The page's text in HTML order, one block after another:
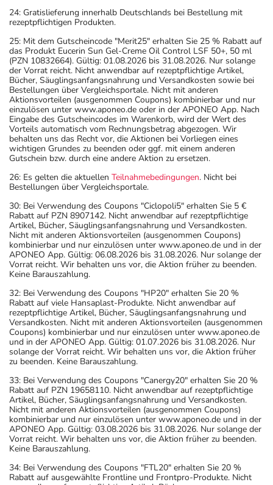
24: Gratislieferung innerhalb Deutschlands bei Bestellung mit
rezeptpflichtigen Produkten.
25: Mit dem Gutscheincode "Merit25" erhalten Sie 25 % Rabatt auf
das Produkt Eucerin Sun Gel-Creme Oil Control LSF 50+, 50 ml
(PZN 10832664). Gültig: 01.08.2026 bis 31.08.2026. Nur solange
der Vorrat reicht. Nicht anwendbar auf rezeptpflichtige Artikel,
Bücher, Säuglingsanfangsnahrung und Versandkosten sowie bei
Bestellungen über Vergleichsportale. Nicht mit anderen
Aktionsvorteilen (ausgenommen Coupons) kombinierbar und nur
einzulösen unter www.aponeo.de oder in der APONEO App. Nach
Eingabe des Gutscheincodes im Warenkorb, wird der Wert des
Vorteils automatisch vom Rechnungsbetrag abgezogen. Wir
behalten uns das Recht vor, die Aktionen bei Vorliegen eines
wichtigen Grundes zu beenden oder ggf. mit einem anderen
Gutschein bzw. durch eine andere Aktion zu ersetzen.
26: Es gelten die aktuellen Teilnahmebedingungen. Nicht bei
Bestellungen über Vergleichsportale.
30: Bei Verwendung des Coupons "Ciclopoli5" erhalten Sie 5 €
Rabatt auf PZN 8907142. Nicht anwendbar auf rezeptpflichtige
Artikel, Bücher, Säuglingsanfangsnahrung und Versandkosten.
Nicht mit anderen Aktionsvorteilen (ausgenommen Coupons)
kombinierbar und nur einzulösen unter www.aponeo.de und in der
APONEO App. Gültig: 06.08.2026 bis 31.08.2026. Nur solange der
Vorrat reicht. Wir behalten uns vor, die Aktion früher zu beenden.
Keine Barauszahlung.
32: Bei Verwendung des Coupons "HP20" erhalten Sie 20 %
Rabatt auf viele Hansaplast-Produkte. Nicht anwendbar auf
rezeptpflichtige Artikel, Bücher, Säuglingsanfangsnahrung und
Versandkosten. Nicht mit anderen Aktionsvorteilen (ausgenommen
Coupons) kombinierbar und nur einzulösen unter www.aponeo.de
und in der APONEO App. Gültig: 01.07.2026 bis 31.08.2026. Nur
solange der Vorrat reicht. Wir behalten uns vor, die Aktion früher
zu beenden. Keine Barauszahlung.
33: Bei Verwendung des Coupons "Canergy20" erhalten Sie 20 %
Rabatt auf PZN 19658110. Nicht anwendbar auf rezeptpflichtige
Artikel, Bücher, Säuglingsanfangsnahrung und Versandkosten.
Nicht mit anderen Aktionsvorteilen (ausgenommen Coupons)
kombinierbar und nur einzulösen unter www.aponeo.de und in der
APONEO App. Gültig: 03.08.2026 bis 31.08.2026. Nur solange der
Vorrat reicht. Wir behalten uns vor, die Aktion früher zu beenden.
Keine Barauszahlung.
34: Bei Verwendung des Coupons "FTL20" erhalten Sie 20 %
Rabatt auf ausgewählte Frontline und Frontpro-Produkte. Nicht